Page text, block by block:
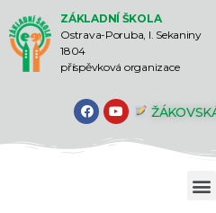
ZÁKLADNÍ ŠKOLA
Ostrava-Poruba, I. Sekaniny
1804
příspěvková organizace